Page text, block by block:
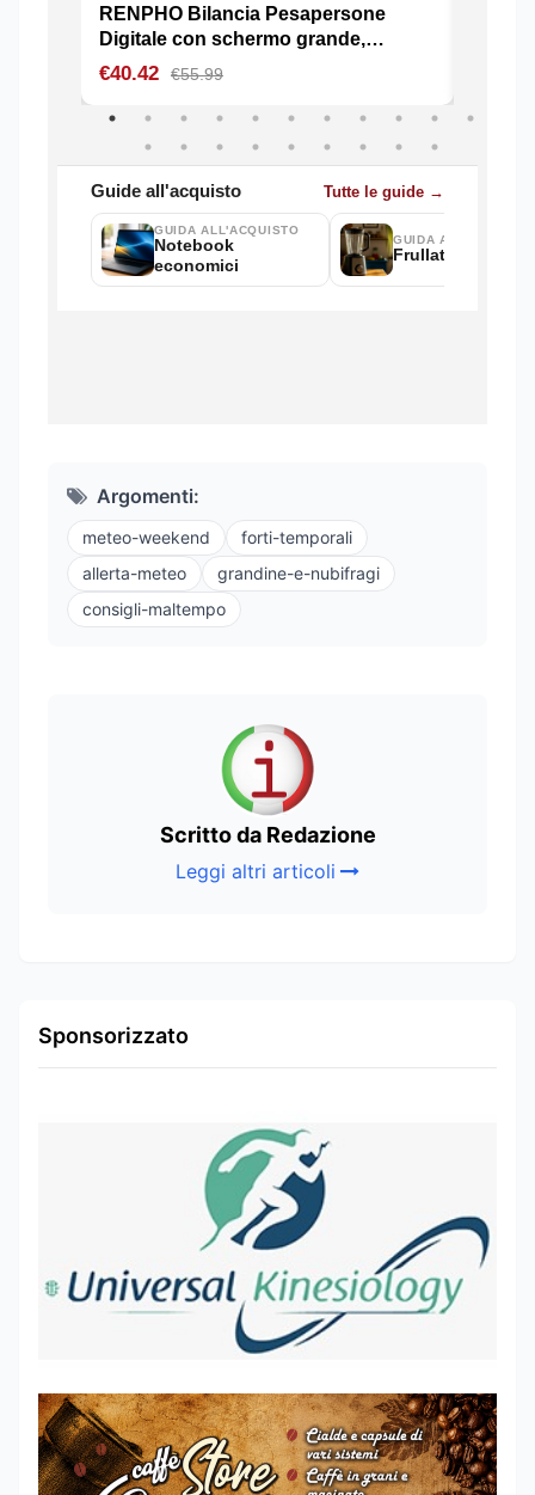
Argomenti:
meteo-weekend
forti-temporali
allerta-meteo
grandine-e-nubifragi
consigli-maltempo
Scritto da Redazione
Leggi altri articoli
Sponsorizzato